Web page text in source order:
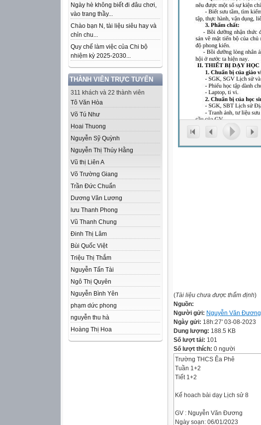
Ngày hè không biết đi đâu chơi,
vào trang thầy...
Chào bạn N, tài liệu siêu hay và
chỉn chu...
Quy chế làm việc của Chi bộ
nhiệm kỳ 2025-2030...
THÀNH VIÊN TRỰC TUYẾN
311 khách và 22 thành viên
Tô Văn Hòa
Võ Tú Như
Hoai Thuong
Nguyễn Sỹ Quỳnh
Nguyễn Thị Thúy Hằng
Vũ thị Liên A
Võ Trường Giang
Trần Đức Chuẩn
Dương Văn Lương
lưu Thanh Phong
Vũ Thanh Chung
Đinh Thị Lâm
Bùi Quốc Việt
Triệu Thị Thắm
Nguyễn Tấn Tài
Ngô Thị Quyên
Nguyễn Bình Yên
phạm dức phong
nguyễn thu hà
Hoàng Thị Hoa
(Tài liệu chưa được thẩm định)
Nguồn:
Người gửi: Nguyễn Văn Đương
Ngày gửi: 18h:27' 03-08-2023
Dung lượng: 188.5 KB
Số lượt tải: 101
Số lượt thích: 0 người
Trường THCS Êa Phê
Tuần 1+2
Tiết 1+2
Kế hoach bài dạy Lịch sử 8
GV : Nguyễn Văn Đương
Ngày soạn: 06/01/2023